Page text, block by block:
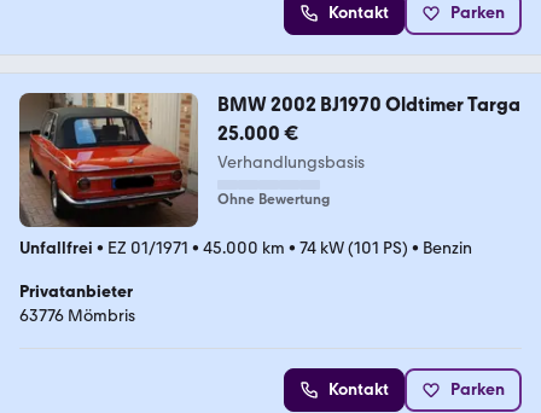
Kontakt Parken
BMW 2002 BJ1970 Oldtimer Targa
25.000 €
Verhandlungsbasis
Ohne Bewertung
Unfallfrei • EZ 01/1971 • 45.000 km • 74 kW (101 PS) • Benzin
Privatanbieter
63776 Mömbris
Kontakt Parken